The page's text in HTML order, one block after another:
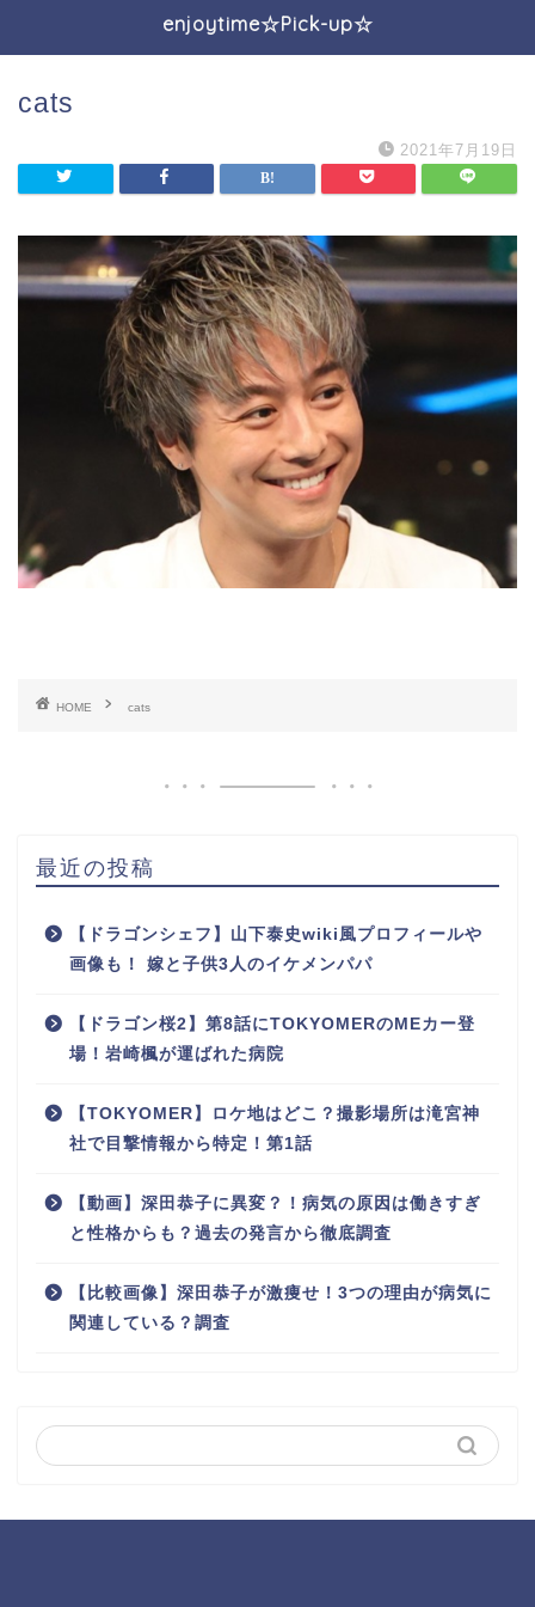
enjoytime☆Pick-up☆
cats
2021年7月19日
HOME cats
最近の投稿
【ドラゴンシェフ】山下泰史wiki風プロフィールや
画像も！ 嫁と子供3人のイケメンパパ
【ドラゴン桜2】第8話にTOKYOMERのMEカー登
場！岩崎楓が運ばれた病院
【TOKYOMER】ロケ地はどこ？撮影場所は滝宮神
社で目撃情報から特定！第1話
【動画】深田恭子に異変？！病気の原因は働きすぎ
と性格からも？過去の発言から徹底調査
【比較画像】深田恭子が激痩せ！3つの理由が病気に
関連している？調査